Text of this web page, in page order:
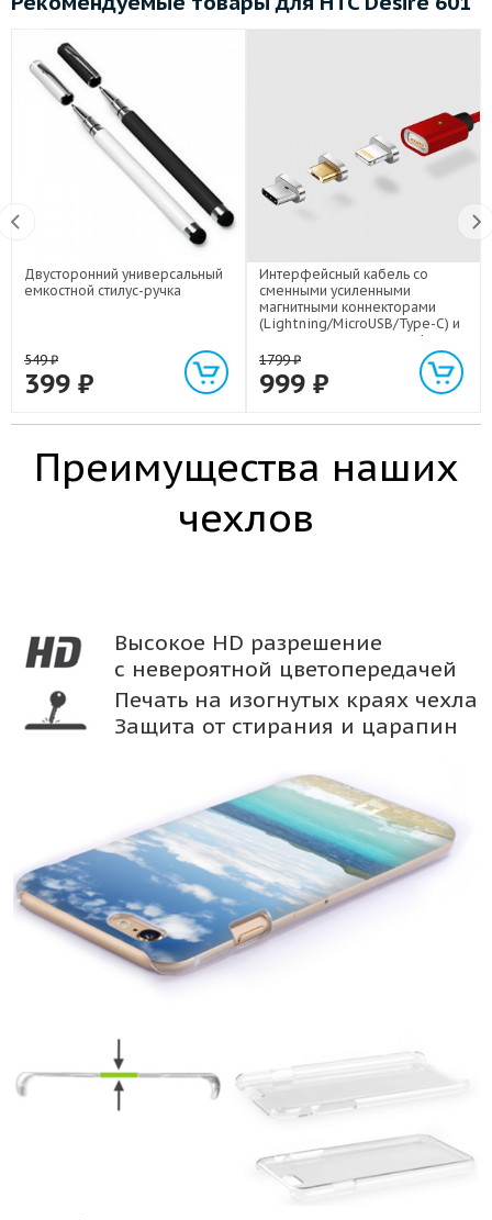
Двусторонний универсальный
емкостной стилус-ручка
549₽
399 ₽
Интерфейсный кабель со
сменными усиленными
магнитными коннекторами
(Lightning/MicroUSB/Type-C) и
световым индикатором 1м
1799₽
999 ₽
Преимущества наших
чехлов
Высокое HD разрешение
с невероятной цветопередачей
Печать на изогнутых краях чехла
Защита от стирания и царапин